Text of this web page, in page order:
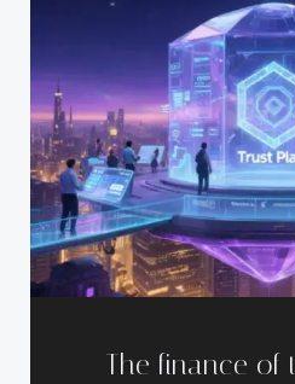
The finance of